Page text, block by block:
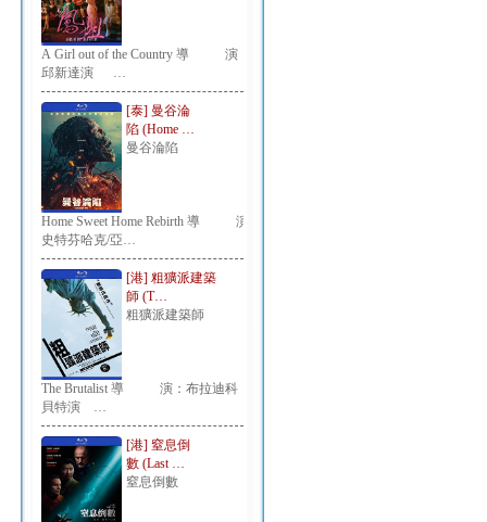
A Girl out of the Country 導 演：
邱新達演 …
[泰] 曼谷淪
陷 (Home …
曼谷淪陷
Home Sweet Home Rebirth 導 演：
史特芬哈克/亞…
[港] 粗獷派建築
師 (T…
粗獷派建築師
The Brutalist 導 演：布拉迪科
貝特演 …
[港] 窒息倒
數 (Last …
窒息倒數